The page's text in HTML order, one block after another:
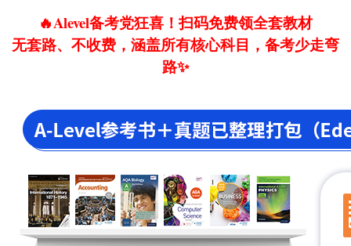
🔥Alevel备考党狂喜！扫码免费领全套教材
无套路、不收费，涵盖所有核心科目，备考少走弯
路✨